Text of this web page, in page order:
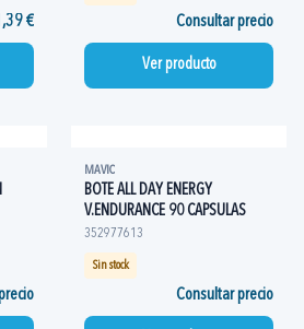
€ Consultar precio
Ver producto
MAVIC
BOTE ALL DAY ENERGY
V.ENDURANCE 90 CAPSULAS
352977613
Sin stock
Consultar precio